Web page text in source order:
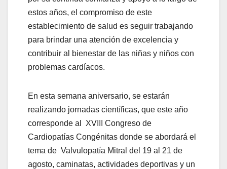
estos años, el compromiso de este
establecimiento de salud es seguir trabajando
para brindar una atención de excelencia y
contribuir al bienestar de las niñas y niños con
problemas cardíacos.
En esta semana aniversario, se estarán
realizando jornadas científicas, que este año
corresponde al XVIII Congreso de
Cardiopatías Congénitas donde se abordará el
tema de Valvulopatía Mitral del 19 al 21 de
agosto, caminatas, actividades deportivas y un